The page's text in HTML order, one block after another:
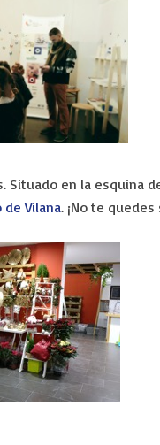
en la esquina
de Vilana. ¡No te